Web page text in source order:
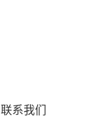
联系我们